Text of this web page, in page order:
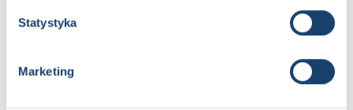
Statystyka
Marketing